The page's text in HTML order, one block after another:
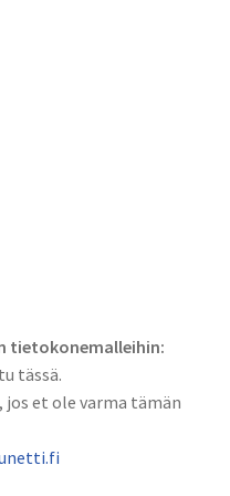
tietokonemalleihin:
tässä.
et ole varma tämän